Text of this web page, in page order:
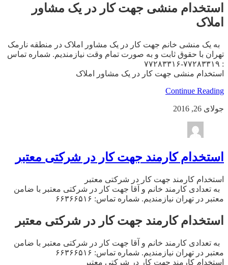
استخدام منشی جهت کار در یک مشاور
املاک
به یک منشی خانم جهت کار در یک مشاور املاک در منطقه نارمک
تهران با حقوق ثابت و به صورت تمام وقت نیازمندیم. شماره تماس
: ۷۷۲۸۳۳۱۹-۷۷۲۸۳۳۱۶
استخدام منشی جهت کار در یک مشاور املاک
Continue Reading
جولای 26, 2016
استخدام کارمند جهت کار در شرکتی معتبر
استخدام کارمند جهت کار در شرکتی معتبر
به تعدادی کارمند خانم و آقا جهت کار در شرکتی معتبر با ضامن
معتبر در تهران نیازمندیم. شماره تماس: ۶۶۳۶۶۵۱۶
استخدام کارمند جهت کار در شرکتی معتبر
به تعدادی کارمند خانم و آقا جهت کار در شرکتی معتبر با ضامن
معتبر در تهران نیازمندیم. شماره تماس: ۶۶۳۶۶۵۱۶
استخدام کارمند جهت کار در شرکتی معتبر